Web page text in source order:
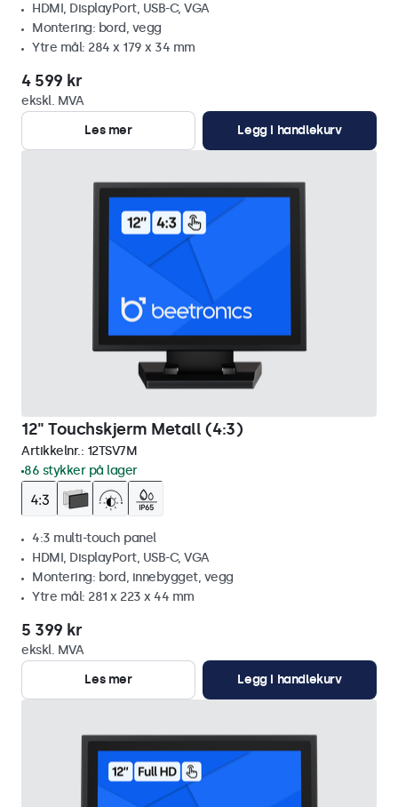
HDMI, DisplayPort, USB-C, VGA
Montering: bord, vegg
Ytre mål: 284 x 179 x 34 mm
4 599 kr
ekskl. MVA
Les mer
Legg i handlekurv
12" Touchskjerm Metall (4:3)
Artikkelnr.: 12TSV7M
86 stykker på lager
4:3 multi-touch panel
HDMI, DisplayPort, USB-C, VGA
Montering: bord, innebygget, vegg
Ytre mål: 281 x 223 x 44 mm
5 399 kr
ekskl. MVA
Les mer
Legg i handlekurv